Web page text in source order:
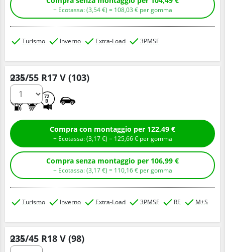
+ Ecotassa: (3,54€ ) = 108,03 € per gomma
Turismo Inverno Extra-Load 3PMSF
235/55 R17 V (103)
72
B
Q.tà
Compra con montaggio per 122,49 €
+ Ecotassa: (3,17€ ) = 125,66€ per gomma
Compra senza montaggio per 106,99 €
+ Ecotassa: (3,17€ ) = 110,16€ per gomma
Turismo Inverno Extra-Load 3PMSF RE M+S
235/45 R18 V (98)
Q.tà